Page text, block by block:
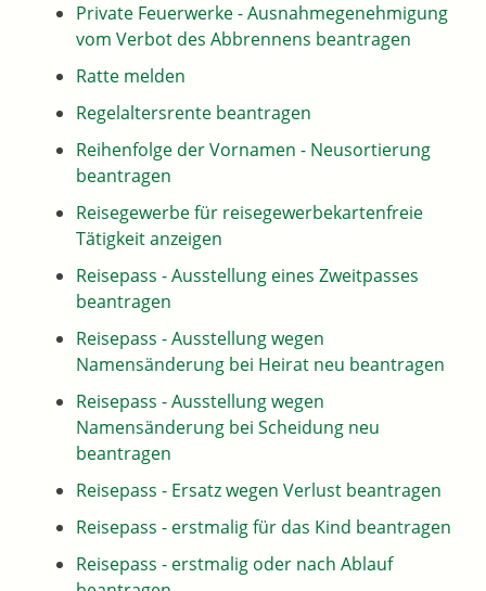
Private Feuerwerke - Ausnahmegenehmigung
vom Verbot des Abbrennens beantragen
Ratte melden
Regelaltersrente beantragen
Reihenfolge der Vornamen - Neusortierung
beantragen
Reisegewerbe für reisegewerbekartenfreie
Tätigkeit anzeigen
Reisepass - Ausstellung eines Zweitpasses
beantragen
Reisepass - Ausstellung wegen
Namensänderung bei Heirat neu beantragen
Reisepass - Ausstellung wegen
Namensänderung bei Scheidung neu
beantragen
Reisepass - Ersatz wegen Verlust beantragen
Reisepass - erstmalig für das Kind beantragen
Reisepass - erstmalig oder nach Ablauf